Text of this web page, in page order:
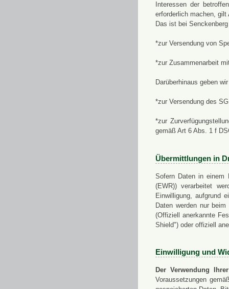
Interessen der
erforderlich machen,
Das ist bei
*zur Versendung von
*zur Zusammenarbeit
Darüberhinaus geben
*zur Versendung des
*zur
gemäß Art 6 Abs. 1 f
Übermittlungen in
Sofern Daten in einem
(EWR)) verarbeitet
Einwilligung, aufgrund
Daten werden nur
(Offiziell anerkannte
Shield") oder offiziell
Einwilligung und
Der Verwendung
Voraussetzungen